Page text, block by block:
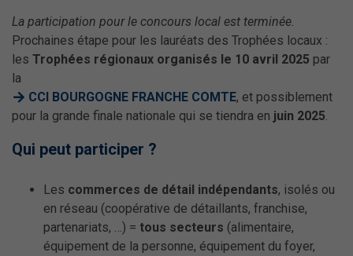
La participation pour le concours local est terminée.
Prochaines étape pour les lauréats des Trophées locaux :
les Trophées régionaux organisés le 10 avril 2025 par
la
CCI BOURGOGNE FRANCHE COMTE, et possiblement
pour la grande finale nationale qui se tiendra en juin 2025
Qui peut participer ?
Les commerces de détail indépendants, isolés ou
en réseau (coopérative de détaillants, franchise,
partenariats, …) = tous secteurs (alimentaire,
équipement de la personne, équipement du foyer,